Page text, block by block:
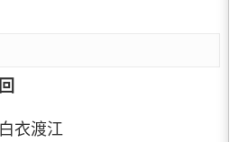
衣渡江